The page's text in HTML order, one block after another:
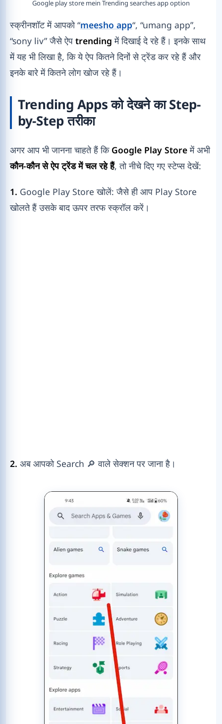
Google play store mein Trending searches app option
स्क्रीनशॉट में आपको “meesho app“, “umang app”,
“sony liv” जैसे ऐप trending में दिखाई दे रहे हैं। इनके साथ
में यह भी लिखा है, कि ये ऐप कितने दिनों से ट्रेंड कर रहे हैं और
इनके बारे में कितने लोग खोज रहे हैं।
Trending Apps को देखने का Step-
by-Step तरीका
अगर आप भी जानना चाहते हैं कि Google Play Storeमें अभी
कौन-कौन से ऐप ट्रेंड में चल रहे हैं, तो नीचे दिए गए स्टेप्स देखें:
1. Google Play Store खोलें: जैसे ही आप Play Store
खोलते हैं उसके बाद ऊपर तरफ स्क्रॉल करें।
2. अब आपको Search 🔎 वाले सेक्शन पर जाना है।